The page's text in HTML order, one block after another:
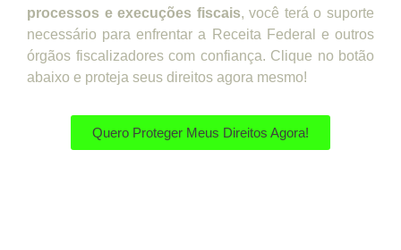
processos e execuções fiscais, você terá o suporte
necessário para enfrentar a Receita Federal e outros
órgãos fiscalizadores com confiança. Clique no botão
abaixo e proteja seus direitos agora mesmo!
Quero Proteger Meus Direitos Agora!